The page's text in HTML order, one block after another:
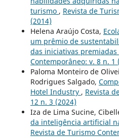
turismo , Revista de
(2014)
Helena Araújo Costa,
um prêmio de
das iniciativas premiadas
Contemporâneo: v. 8 n. 1
Paloma Monteiro de
Rodrigues Salgado,
Hotel Industry , Revista
12 n. 3 (2024)
Iza de Lima Sucine,
da inteligência artificial
Revista de Turismo